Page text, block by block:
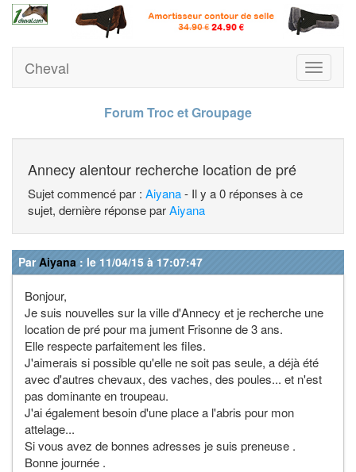
Toggle
Cheval
Forum Troc et Groupage
Annecy alentour recherche location de pré
Sujet commencé par : Aiyana- Il y a 0 réponses à ce
sujet, dernière réponse parAiyana
ParAiyana : le 11/04/15 à 17:07:47
Bonjour,
Je suis nouvelles sur la ville d'Annecy et je recherche une
location de pré pour ma jument Frisonne de 3 ans.
Elle respecte parfaitement les files.
J'aimerais si possible qu'elle ne soit pas seule, a déjà été
avec d'autres chevaux, des vaches, des poules... et n'est
pas dominante en troupeau.
J'ai également besoin d'une place a l'abris pour mon
attelage...
Si vous avez de bonnes adresses je suis preneuse .
Bonne journée .